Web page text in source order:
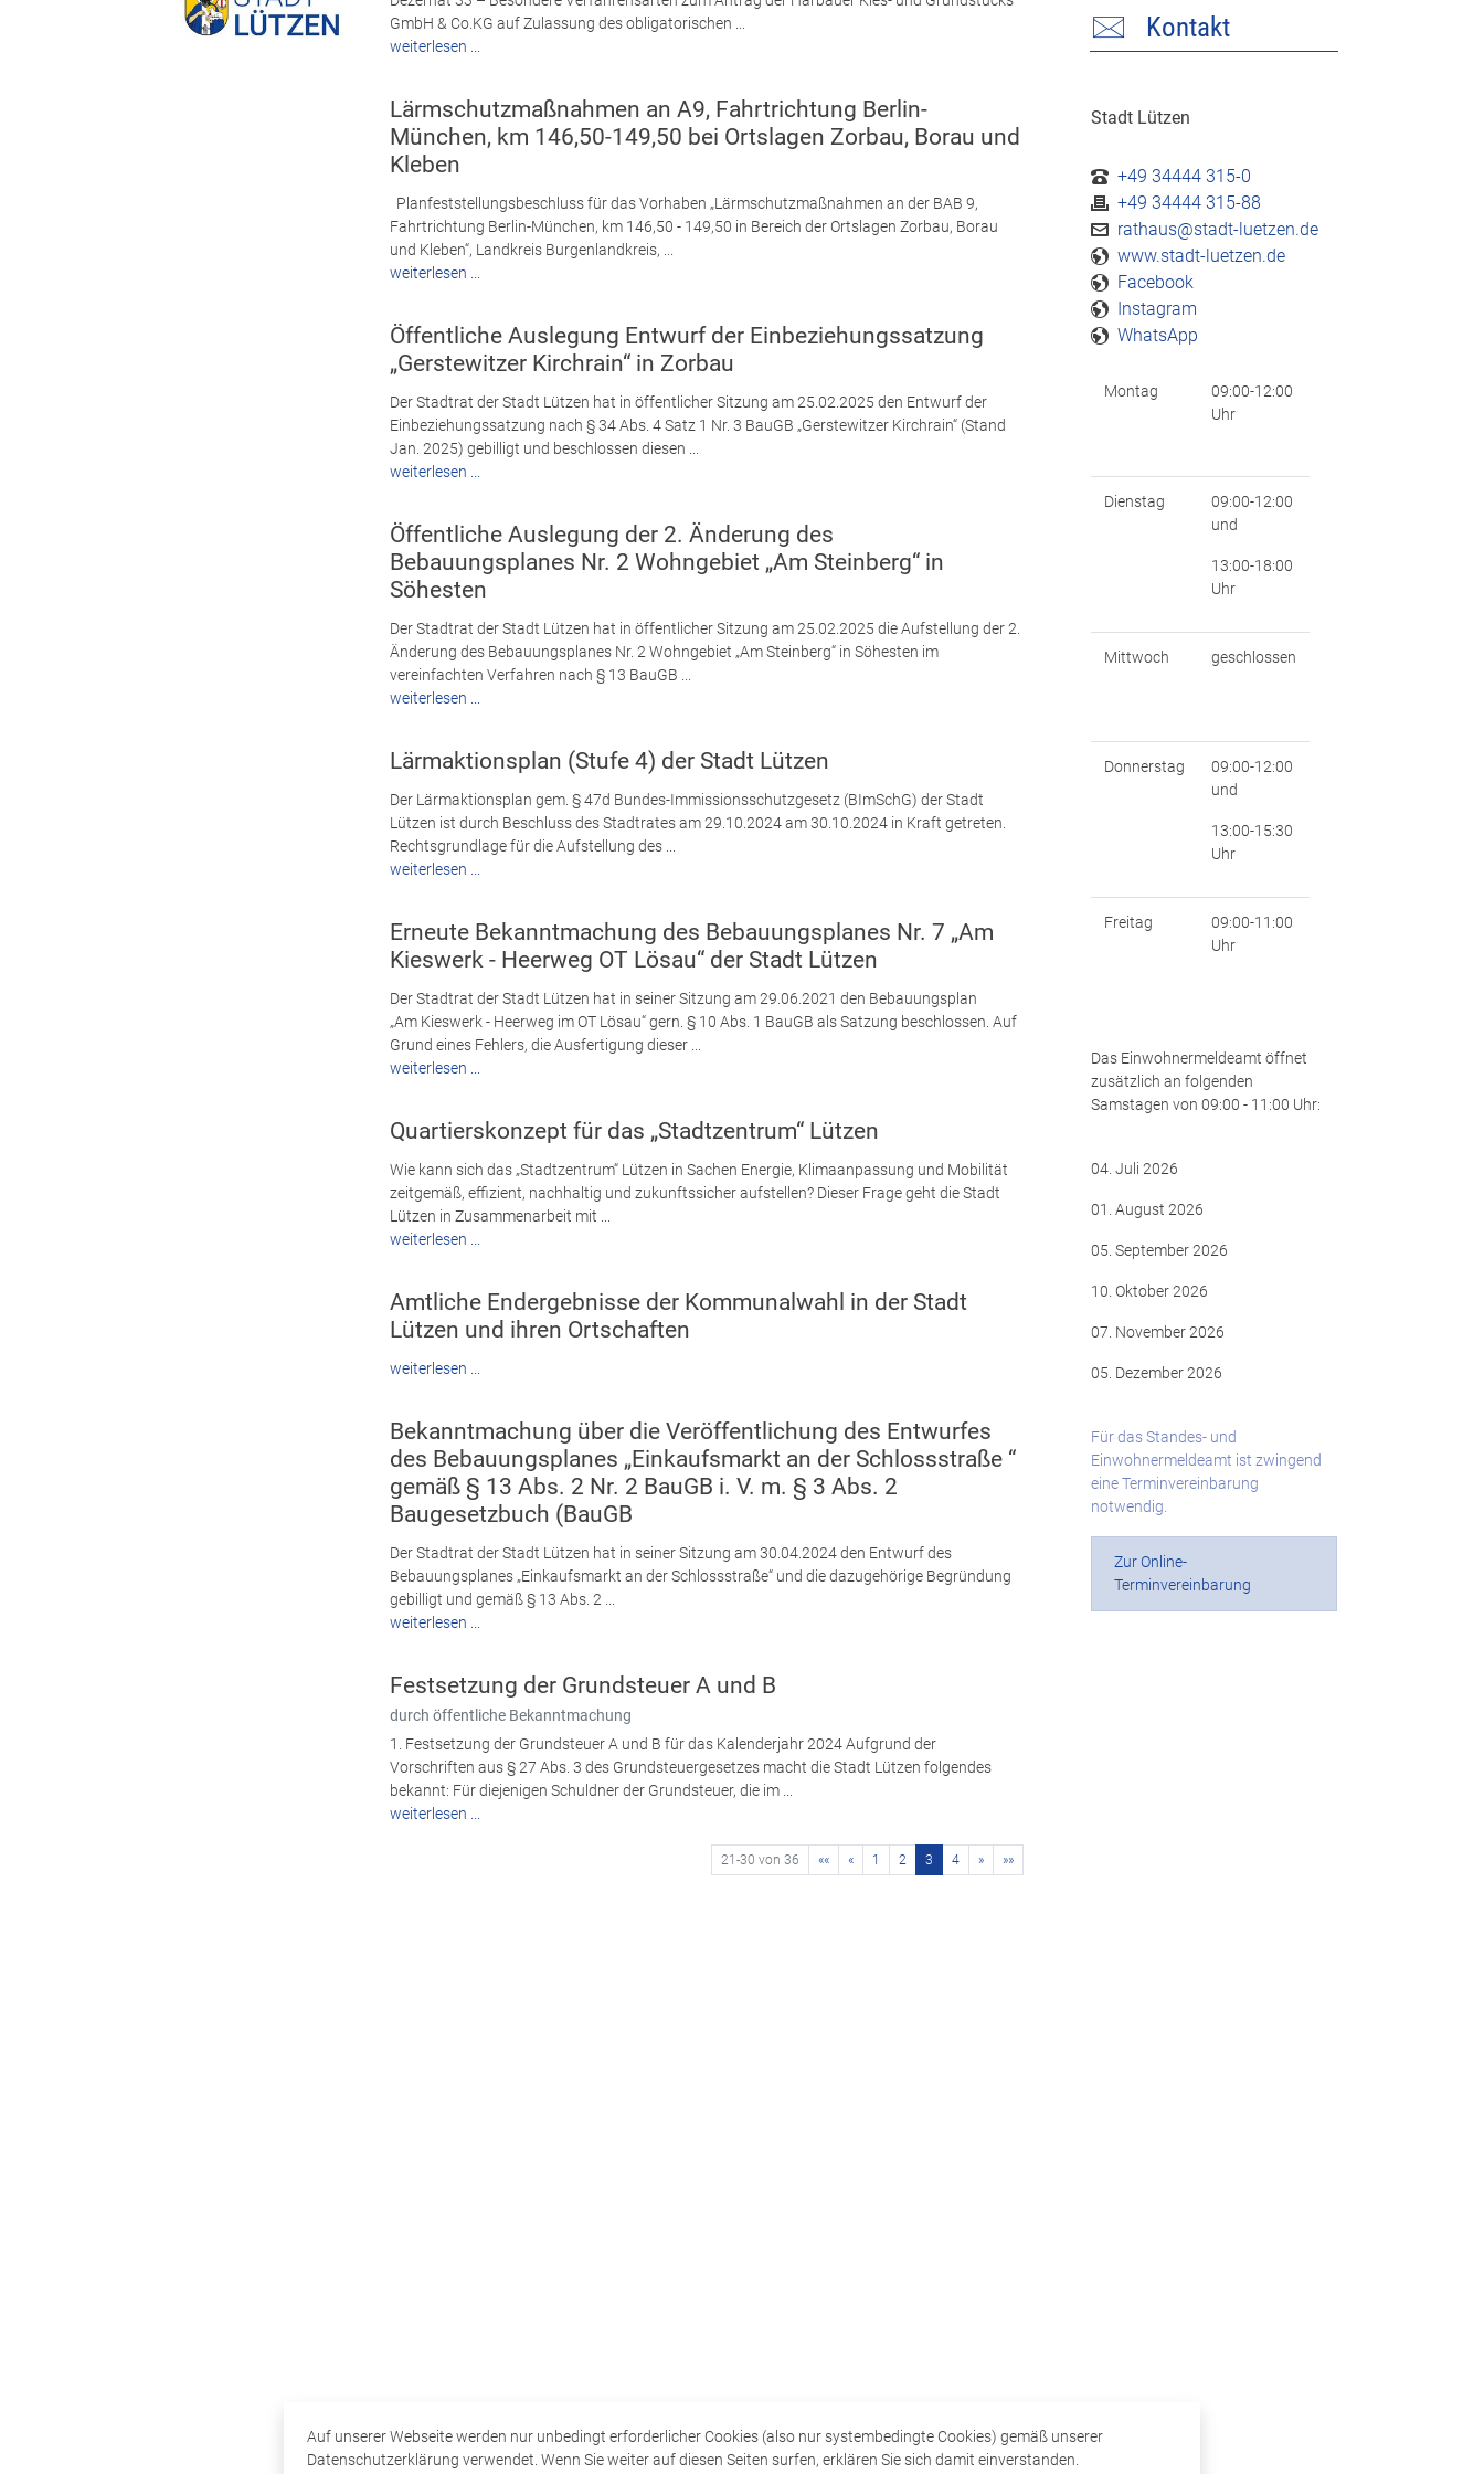
Auf unserer Webseite werden nur unbedingt erforderlicher Cookies (also nur systembedingte Cookies) gemäß unserer
Datenschutzerklärung verwendet. Wenn Sie weiter auf diesen Seiten surfen, erklären Sie sich damit einverstanden.
GmbH & Co.KG auf Zulassung des obligatorischen ...
weiterlesen ...
Lärmschutzmaßnahmen an A9, Fahrtrichtung Berlin-
München, km 146,50-149,50 bei Ortslagen Zorbau, Borau und
Kleben
Planfeststellungsbeschluss für das Vorhaben „Lärmschutzmaßnahmen an der BAB 9,
Fahrtrichtung Berlin-München, km 146,50 - 149,50 in Bereich der Ortslagen Zorbau, Borau
und Kleben“, Landkreis Burgenlandkreis, ...
weiterlesen ...
Öffentliche Auslegung Entwurf der Einbeziehungssatzung
„Gerstewitzer Kirchrain“ in Zorbau
Der Stadtrat der Stadt Lützen hat in öffentlicher Sitzung am 25.02.2025 den Entwurf der
Einbeziehungssatzung nach § 34 Abs. 4 Satz 1 Nr. 3 BauGB „Gerstewitzer Kirchrain“ (Stand
Jan. 2025) gebilligt und beschlossen diesen ...
weiterlesen ...
Öffentliche Auslegung der 2. Änderung des
Bebauungsplanes Nr. 2 Wohngebiet „Am Steinberg“ in
Söhesten
Der Stadtrat der Stadt Lützen hat in öffentlicher Sitzung am 25.02.2025 die Aufstellung der 2.
Änderung des Bebauungsplanes Nr. 2 Wohngebiet „Am Steinberg“ in Söhesten im
vereinfachten Verfahren nach § 13 BauGB ...
weiterlesen ...
Lärmaktionsplan (Stufe 4) der Stadt Lützen
Der Lärmaktionsplan gem. § 47d Bundes-Immissionsschutzgesetz (BImSchG) der Stadt
Lützen ist durch Beschluss des Stadtrates am 29.10.2024 am 30.10.2024 in Kraft getreten.
Rechtsgrundlage für die Aufstellung des ...
weiterlesen ...
Erneute Bekanntmachung des Bebauungsplanes Nr. 7 „Am
Kieswerk - Heerweg OT Lösau“ der Stadt Lützen
Der Stadtrat der Stadt Lützen hat in seiner Sitzung am 29.06.2021 den Bebauungsplan
„Am Kieswerk - Heerweg im OT Lösau“ gern. § 10 Abs. 1 BauGB als Satzung beschlossen. Auf
Grund eines Fehlers, die Ausfertigung dieser ...
weiterlesen ...
Quartierskonzept für das „Stadtzentrum“ Lützen
Wie kann sich das „Stadtzentrum“ Lützen in Sachen Energie, Klimaanpassung und Mobilität
zeitgemäß, effizient, nachhaltig und zukunftssicher aufstellen? Dieser Frage geht die Stadt
Lützen in Zusammenarbeit mit ...
weiterlesen ...
Amtliche Endergebnisse der Kommunalwahl in der Stadt
Lützen und ihren Ortschaften
weiterlesen ...
Bekanntmachung über die Veröffentlichung des Entwurfes
des Bebauungsplanes „Einkaufsmarkt an der Schlossstraße “
gemäß § 13 Abs. 2 Nr. 2 BauGB i. V. m. § 3 Abs. 2
Baugesetzbuch (BauGB
Der Stadtrat der Stadt Lützen hat in seiner Sitzung am 30.04.2024 den Entwurf des
Bebauungsplanes „Einkaufsmarkt an der Schlossstraße“ und die dazugehörige Begründung
gebilligt und gemäß § 13 Abs. 2 ...
weiterlesen ...
Festsetzung der Grundsteuer A und B
durch öffentliche Bekanntmachung
1. Festsetzung der Grundsteuer A und B für das Kalenderjahr 2024 Aufgrund der
Vorschriften aus § 27 Abs. 3 des Grundsteuergesetzes macht die Stadt Lützen folgendes
bekannt: Für diejenigen Schuldner der Grundsteuer, die im ...
weiterlesen ...
21-30 von 36 «« « 1 2 3 4 » »»
Kontakt
Stadt Lützen
+49 34444 315-0
+49 34444 315-88
rathaus@stadt-luetzen.de
www.stadt-luetzen.de
Facebook
Instagram
WhatsApp
Montag
09:00-12:00
Uhr
Dienstag
09:00-12:00
und
13:00-18:00
Uhr
Mittwoch geschlossen
Donnerstag
09:00-12:00
und
13:00-15:30
Uhr
Freitag
09:00-11:00
Uhr
Das Einwohnermeldeamt öffnet
zusätzlich an folgenden
Samstagen von 09:00 - 11:00 Uhr:
04. Juli 2026
01. August 2026
05. September 2026
10. Oktober 2026
07. November 2026
05. Dezember 2026
Für das Standes- und
Einwohnermeldeamt ist zwingend
eine Terminvereinbarung
notwendig.
Zur Online-
Terminvereinbarung